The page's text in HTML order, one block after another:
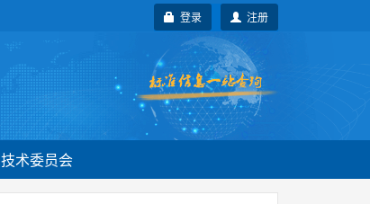
注册
登录
技术委员会